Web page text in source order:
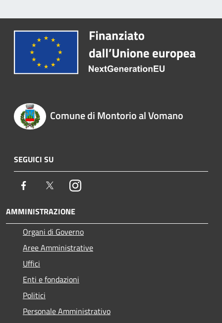
Comune di Montorio al Vomano
SEGUICI SU
Facebook TwitterInstagram
AMMINISTRAZIONE
Organi di Governo
Aree Amministrative
Uffici
Enti e fondazioni
Politici
Personale Amministrativo